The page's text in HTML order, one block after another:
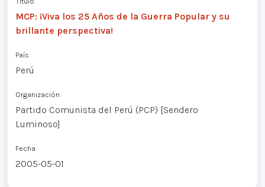
MCP: ¡Viva los 25 Años de la Guerra Popular y su
brillante perspectiva!
País
Perú
Organización
Partido Comunista del Perú (PCP) [Sendero
Luminoso]
Fecha
2005-05-01